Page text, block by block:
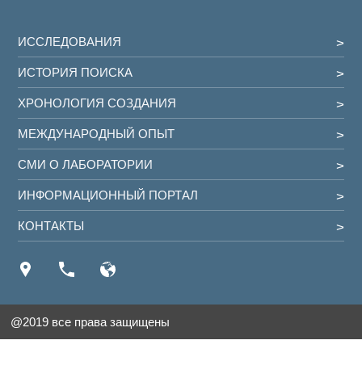
ИССЛЕДОВАНИЯ
ИСТОРИЯ ПОИСКА
ХРОНОЛОГИЯ СОЗДАНИЯ
МЕЖДУНАРОДНЫЙ ОПЫТ
СМИ О ЛАБОРАТОРИИ
ИНФОРМАЦИОННЫЙ ПОРТАЛ
КОНТАКТЫ
@2019 все права защищены